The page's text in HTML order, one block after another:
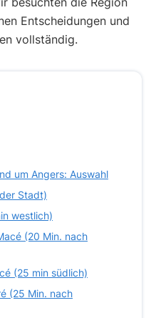
Entscheidungen und
vollständig.
um Angers: Auswahl
Stadt)
westlich)
(20 Min. nach
(25 min südlich)
(25 Min. nach